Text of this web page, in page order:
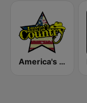
America's Country